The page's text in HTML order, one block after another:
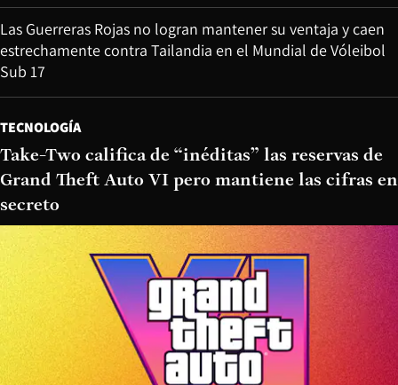
Las Guerreras Rojas no logran mantener su ventaja y caen
estrechamente contra Tailandia en el Mundial de Vóleibol
Sub 17
TECNOLOGÍA
Take-Two califica de “inéditas” las reservas de
Grand Theft Auto VI pero mantiene las cifras en
secreto